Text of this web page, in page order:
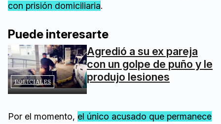
con prisión domiciliaria.
Puede interesarte
POLICIALES
Agredió a su ex pareja
con un golpe de puño y le
produjo lesiones
Por el momento, el único acusado que permanece